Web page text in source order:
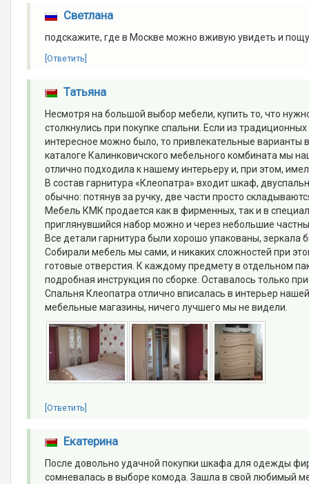
Светлана
подскажите, где в Москве можно вживую увидеть и
[Ответить]
Татьяна
Несмотря на большой выбор мебели, купить то, что
столкнулись при покупке спальни. Если из
интересное можно было, то привлекательные варианты
каталоге Калинковичского мебельного комбината мы
отлично подходила к нашему интерьеру и, при этом,
В состав гарнитура «Клеопатра» входит шкаф,
обычно: потянув за ручку, две части просто
Мебель КМК продается как в фирменных, так и в
приглянувшийся набор можно и через небольшие
Все детали гарнитура были хорошо упакованы, зеркала
Собирали мебель мы сами, и никаких сложностей при
готовые отверстия. К каждому предмету в отдельном
подробная инструкция по сборке. Оставалось только
Спальня Клеопатра отлично вписалась в интерьер
мебельные магазины, ничего лучшего мы не видели.
[Ответить]
Екатерина
После довольно удачной покупки шкафа для одежды
сомневалась в выборе комода. Зашла в свой любимый